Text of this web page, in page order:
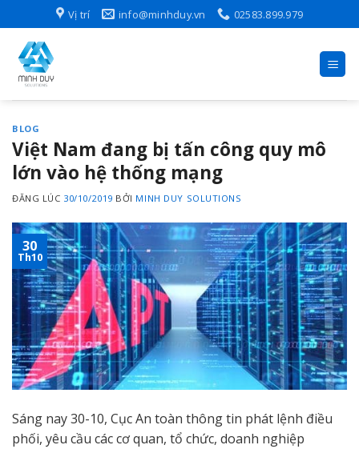
to
content
Vị trí info@minhduy.vn 02583.899.979
BLOG
Việt Nam đang bị tấn công quy mô
lớn vào hệ thống mạng
ĐĂNG LÚC 30/10/2019 BỞI MINH DUY SOLUTIONS
30
Th10
Sáng nay 30-10, Cục An toàn thông tin phát lệnh điều
phối, yêu cầu các cơ quan, tổ chức, doanh nghiệp